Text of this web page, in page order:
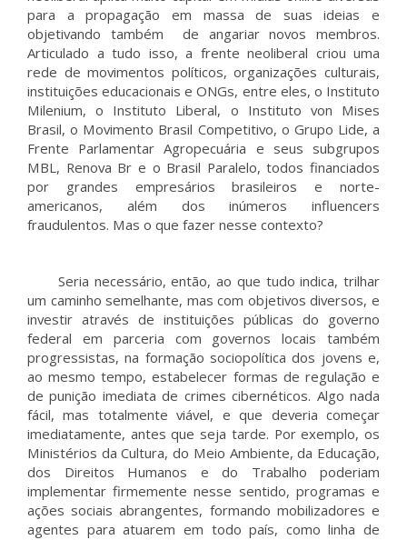
para a propagação em massa de suas ideias e
objetivando também de angariar novos membros.
Articulado a tudo isso, a frente neoliberal criou uma
rede de movimentos políticos, organizações culturais,
instituições educacionais e ONGs, entre eles, o Instituto
Milenium, o Instituto Liberal, o Instituto von Mises
Brasil, o Movimento Brasil Competitivo, o Grupo Lide, a
Frente Parlamentar Agropecuária e seus subgrupos
MBL, Renova Br e o Brasil Paralelo, todos financiados
por grandes empresários brasileiros e norte-
americanos, além dos inúmeros influencers
fraudulentos. Mas o que fazer nesse contexto?
Seria necessário, então, ao que tudo indica, trilhar
um caminho semelhante, mas com objetivos diversos, e
investir através de instituições públicas do governo
federal em parceria com governos locais também
progressistas, na formação sociopolítica dos jovens e,
ao mesmo tempo, estabelecer formas de regulação e
de punição imediata de crimes cibernéticos. Algo nada
fácil, mas totalmente viável, e que deveria começar
imediatamente, antes que seja tarde. Por exemplo, os
Ministérios da Cultura, do Meio Ambiente, da Educação,
dos Direitos Humanos e do Trabalho poderiam
implementar firmemente nesse sentido, programas e
ações sociais abrangentes, formando mobilizadores e
agentes para atuarem em todo país, como linha de